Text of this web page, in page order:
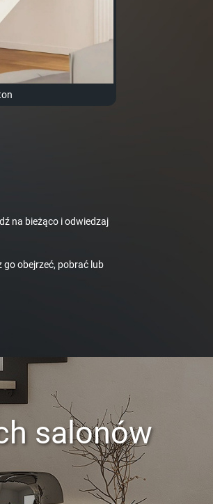
na bieżąco i odwiedzaj
go obejrzeć, pobrać lub
salonów